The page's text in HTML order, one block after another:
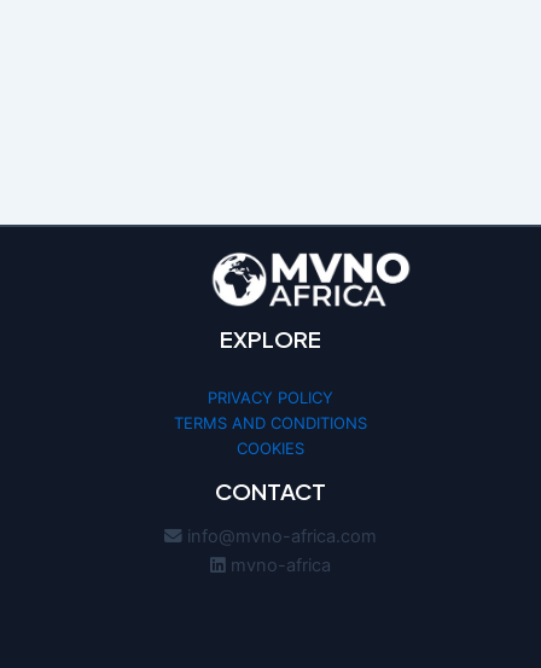
EXPLORE
PRIVACY POLICY
TERMS AND CONDITIONS
COOKIES
CONTACT
info@mvno-africa.com
mvno-africa